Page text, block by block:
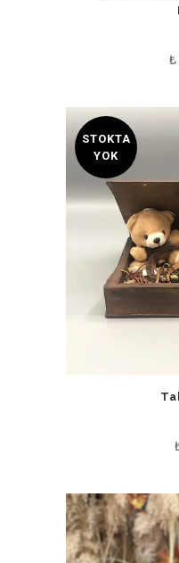
₺
STOKTA
YOK